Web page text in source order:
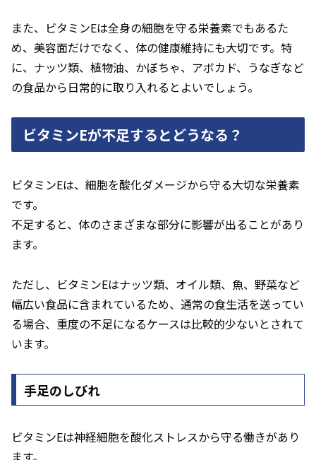
また、ビタミンEは全身の細胞を守る栄養素でもあるた
め、美容面だけでなく、体の健康維持にも大切です。特
に、ナッツ類、植物油、かぼちゃ、アボカド、うなぎなど
の食品から日常的に取り入れるとよいでしょう。
ビタミンEが不足するとどうなる？
ビタミンEは、細胞を酸化ダメージから守る大切な栄養素
です。
不足すると、体のさまざまな部分に影響が出ることがあり
ます。
ただし、ビタミンEはナッツ類、オイル類、魚、野菜など
幅広い食品に含まれているため、通常の食生活を送ってい
る場合、重度の不足になるケースは比較的少ないとされて
います。
手足のしびれ
ビタミンEは神経細胞を酸化ストレスから守る働きがあり
ます。